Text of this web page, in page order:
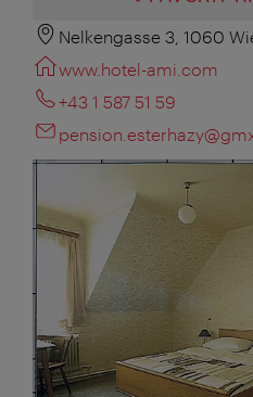
Nelkengasse 3, 1060
www.hotel-ami.com
+43 1 587 51 59